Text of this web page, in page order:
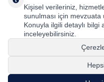
Goodyear (and Winged Foot Design)
Tire & Rubber Company used
Istanbul/Türkiye. © 2026
Kişisel verileriniz,
sunulması için mevzuata
Konuyla ilgili detaylı bilgi
inceleyebilirsiniz.